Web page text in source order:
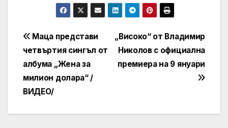
Навигация
„Високо“ от Владимир
Николов с официална
премиера на 9 януари
Маца представи
четвъртия сингъл от
албума „Жена за
милион долара“ /
ВИДЕО/